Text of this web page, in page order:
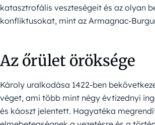
katasztrofális veszteségeit és az olyan
konfliktusokat, mint az Armagnac-
Az őrület öröksége
Károly uralkodása 1422-ben
véget, ami több mint négy évtizednyi
és káoszt jelentett. Hagyatéka